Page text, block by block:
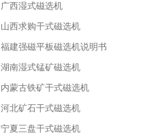
广西湿式磁选机
山西求购干式磁选机
福建强磁平板磁选机说明书
湖南湿式锰矿磁选机
内蒙古铁矿干式磁选机
河北矿石干式磁选机
宁夏三盘干式磁选机